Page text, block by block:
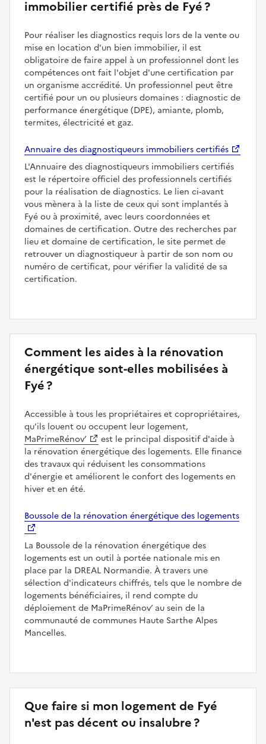
immobilier certifié près de Fyé ?
Pour réaliser les diagnostics requis lors de la vente ou
mise en location d'un bien immobilier, il est
obligatoire de faire appel à un professionnel dont les
compétences ont fait l'objet d'une certification par
un organisme accrédité. Un professionnel peut être
certifié pour un ou plusieurs domaines : diagnostic de
performance énergétique (DPE), amiante, plomb,
termites, électricité et gaz.
Annuaire des diagnostiqueurs immobiliers certifiés
L'Annuaire des diagnostiqueurs immobiliers certifiés
est le répertoire officiel des professionnels certifiés
pour la réalisation de diagnostics. Le lien ci-avant
vous mènera à la liste de ceux qui sont implantés à
Fyé ou à proximité, avec leurs coordonnées et
domaines de certification. Outre des recherches par
lieu et domaine de certification, le site permet de
retrouver un diagnostiqueur à partir de son nom ou
numéro de certificat, pour vérifier la validité de sa
certification.
Comment les aides à la rénovation
énergétique sont-elles mobilisées à
Fyé ?
Accessible à tous les propriétaires et copropriétaires,
qu'ils louent ou occupent leur logement,
MaPrimeRénov’
est le principal dispositif d'aide à
la rénovation énergétique des logements. Elle finance
des travaux qui réduisent les consommations
d'énergie et améliorent le confort des logements en
hiver et en été.
Boussole de la rénovation énergétique des logements
La Boussole de la rénovation énergétique des
logements est un outil à portée nationale mis en
place par la DREAL Normandie. À travers une
sélection d'indicateurs chiffrés, tels que le nombre de
logements bénéficiaires, il rend compte du
déploiement de MaPrimeRénov’ au sein de la
communauté de communes Haute Sarthe Alpes
Mancelles.
Que faire si mon logement de Fyé
n'est pas décent ou insalubre ?